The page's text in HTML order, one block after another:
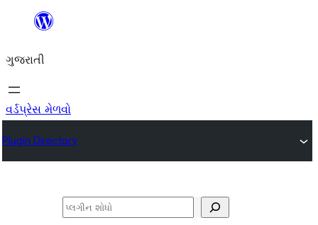
કંટેન્ટ(લખાણ)
જાઓ
ગુજરાતી
વર્ડપ્રેસ મેળવો
Plugin Directory
શોધો